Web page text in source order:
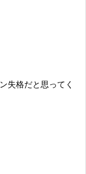
失格だと思ってく